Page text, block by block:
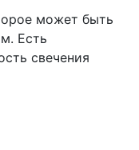
может быть
Есть
свечения